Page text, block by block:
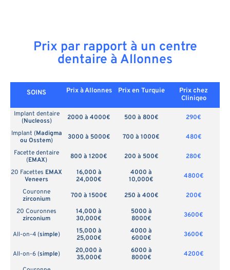
Prix par rapport à un centre
dentaire à Allonnes
SOINS Prix à Allonnes Prix en Turquie
Prix chez
Cliniqeo
Implant dentaire
(Nucleoss) 2000 à 4000€ 500 à 800€
290€
Implant (Madigma
ou Osstem) 3000 à 5000€ 700 à 1000€
480€
Facette dentaire
(EMAX) 800 à 1200€ 200 à 500€
280€
20 Facettes EMAX
Veneers
16,000 à
24,000€
4000 à
10,000€
4800€
Couronne
zirconium
700 à 1500€ 250 à 400€
200€
20 Couronnes
zirconium
14,000 à
30,000€
5000 à
8000€
3600€
All-on-4 (simple)
15,000 à
25,000€
4000 à
6000€
3600€
All-on-6 (simple)
20,000 à
35,000€
6000 à
8000€
4200€